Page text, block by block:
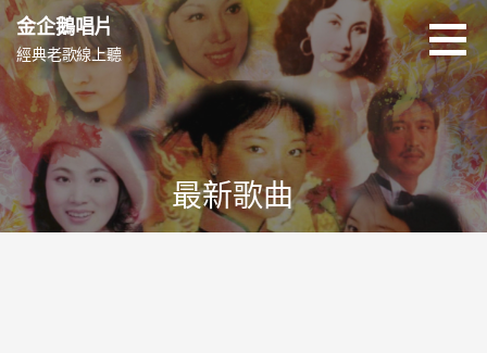
跳
至
主
內
容
金企鵝唱片
經典老歌線上聽
最新歌曲